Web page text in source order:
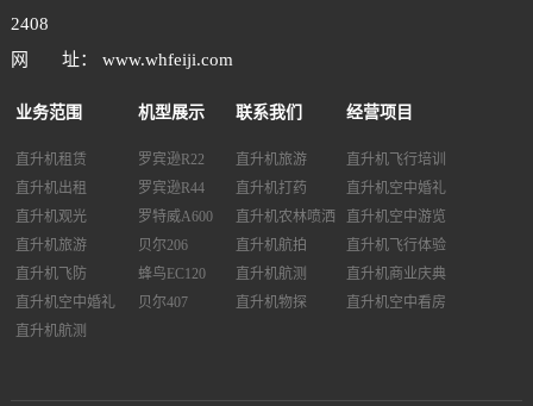
2408
网 址： www.whfeiji.com
业务范围
直升机租赁
直升机出租
直升机观光
直升机旅游
直升机飞防
直升机空中婚礼
直升机航测
机型展示
罗宾逊R22
罗宾逊R44
罗特威A600
贝尔206
蜂鸟EC120
贝尔407
联系我们
直升机旅游
直升机打药
直升机农林喷洒
直升机航拍
直升机航测
直升机物探
经营项目
直升机飞行培训
直升机空中婚礼
直升机空中游览
直升机飞行体验
直升机商业庆典
直升机空中看房